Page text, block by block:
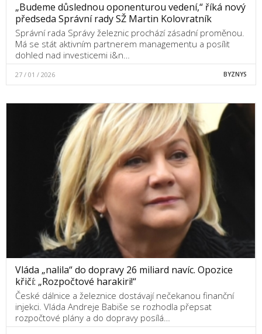
„Budeme důslednou oponenturou vedení,“ říká nový
předseda Správní rady SŽ Martin Kolovratník
Správní rada Správy železnic prochází zásadní proměnou.
Má se stát aktivním partnerem managementu a posílit
dohled nad investicemi i&n…
27 / 01 / 2026 BYZNYS
Vláda „nalila“ do dopravy 26 miliard navíc. Opozice
křičí: „Rozpočtové harakiri!“
České dálnice a železnice dostávají nečekanou finanční
injekci. Vláda Andreje Babiše se rozhodla přepsat
rozpočtové plány a do dopravy posílá…